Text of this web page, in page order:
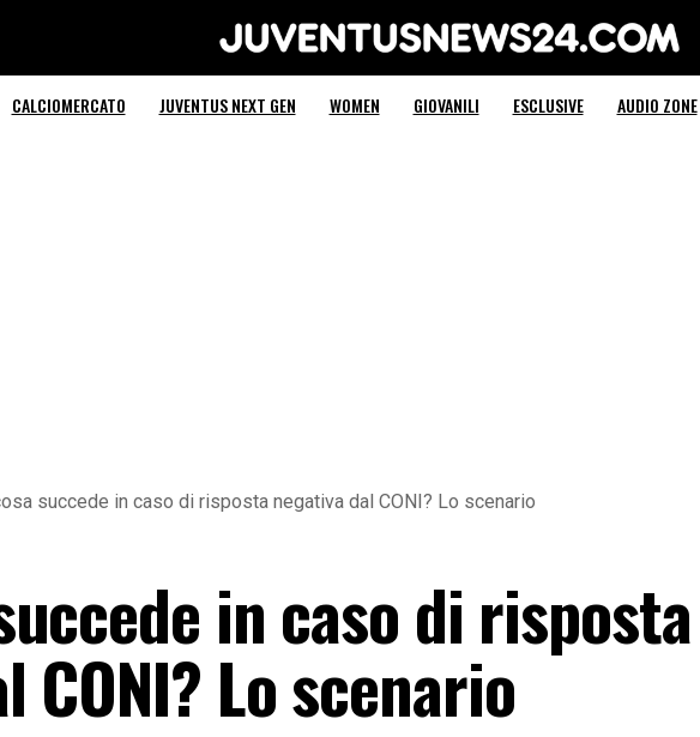
Juventus News 24
CALCIOMERCATO JUVENTUS NEXT GEN WOMEN GIOVANILI ESCLUSIVE AUDIO ZONE
succede in caso di risposta negativa dal CONI? Lo scenario
in caso di risposta
CONI? Lo scenario